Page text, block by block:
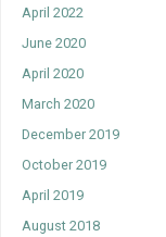
April 2022
June 2020
April 2020
March 2020
December 2019
October 2019
April 2019
August 2018